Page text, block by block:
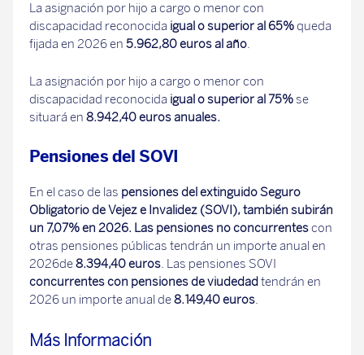
La asignación por hijo a cargo o menor con
discapacidad reconocida igual o superior al 65%queda
fijada en 2026 en 5.962,80 euros al año.
La asignación por hijo a cargo o menor con
discapacidad reconocida igual o superior al 75% se
situará en 8.942,40 euros anuales.
Pensiones del SOVI
En el caso de las pensiones del extinguido Seguro
Obligatorio de Vejez e Invalidez (SOVI), también subirán
un 7,07% en 2026. Las pensiones no concurrentescon
otras pensiones públicas tendrán un importe anual en
2026de8.394,40 euros. Las pensiones SOVI
concurrentes con pensiones de viudedad tendrán en
2026 un importe anual de8.149,40 euros.
Más Información